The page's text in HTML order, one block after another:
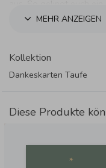
MEHR ANZEIGEN
Kollektion
Dankeskarten Taufe
Diese Produkte